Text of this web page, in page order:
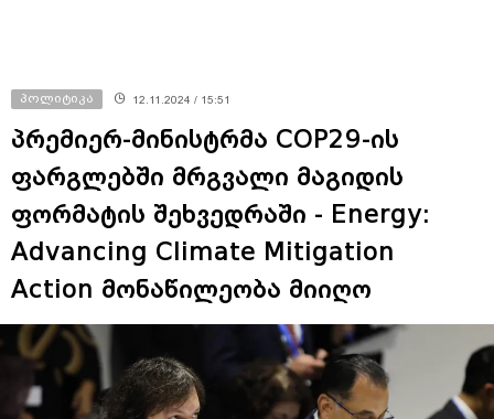
პოლიტიკა 12.11.2024 / 15:51
პრემიერ-მინისტრმა COP29-ის
ფარგლებში მრგვალი მაგიდის
ფორმატის შეხვედრაში - Energy:
Advancing Climate Mitigation
Action მონაწილეობა მიიღო